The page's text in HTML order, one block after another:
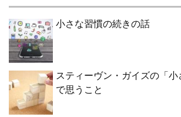
小さな習慣の続きの話
スティーヴン・ガイズの「
で思うこと